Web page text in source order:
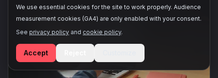
We use essential cookies for the site to work properly. Audience
measurement cookies (GA4) are only enabled with your consent.
See privacy policy and cookie policy.
Accept
The 5-step method to automate customer follow-up
without spending your evenings on it.